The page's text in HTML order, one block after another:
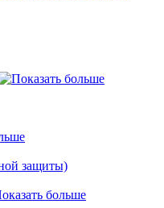
защиты)